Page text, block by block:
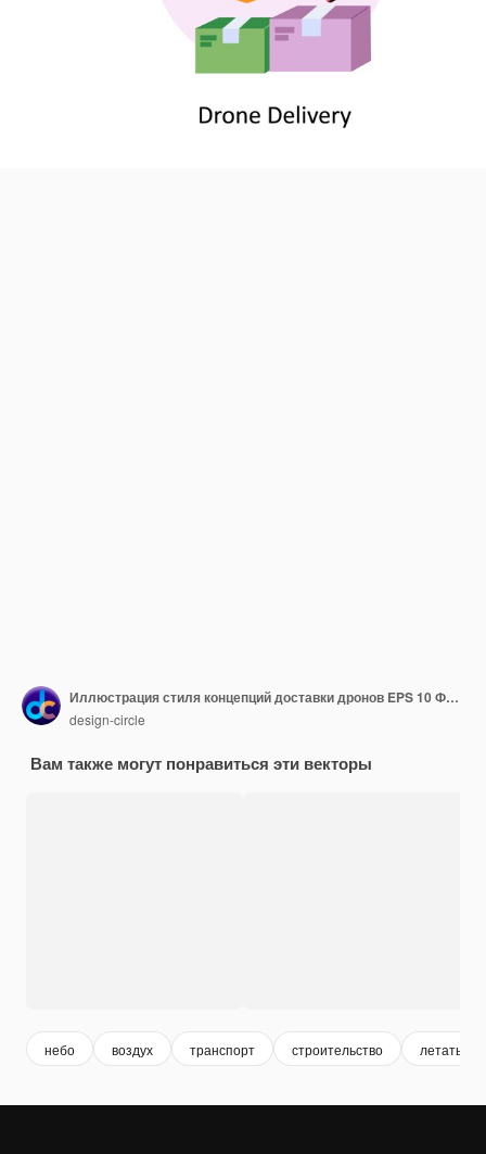
Иллюстрация стиля концепций доставки дронов EPS 10 Файл
design-circle
Вам также могут понравиться эти векторы
небо воздух транспорт строительство летать